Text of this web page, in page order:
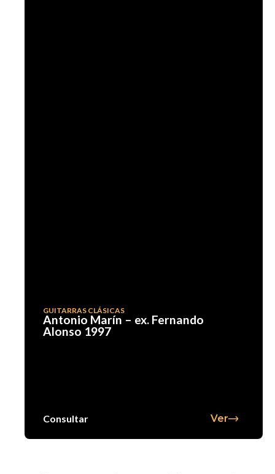
GUITARRAS CLÁSICAS
Antonio Marín – ex. Fernando
Alonso 1997
Consultar Ver